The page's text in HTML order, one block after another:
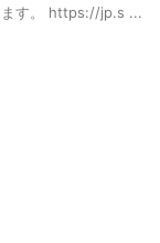
ます。 https://jp.s ...